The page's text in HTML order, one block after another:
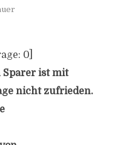
0]
Sparer ist mit
nicht zufrieden.